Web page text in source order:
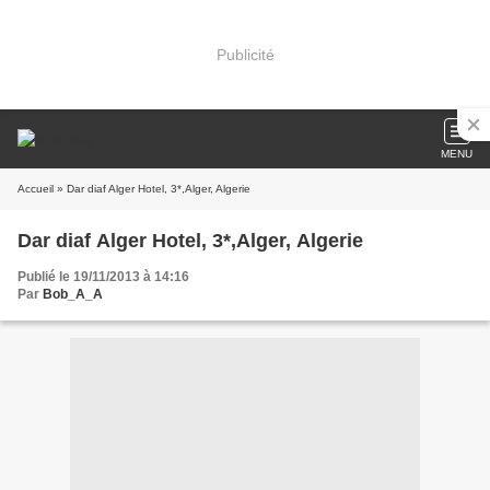
Publicité
MENU
Accueil » Dar diaf Alger Hotel, 3*,Alger, Algerie
Dar diaf Alger Hotel, 3*,Alger, Algerie
Publié le 19/11/2013 à 14:16
Par Bob_A_A